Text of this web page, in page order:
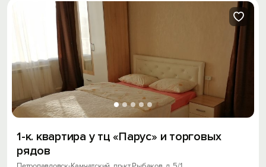
1-к. квартира у тц «Парус» и торговых
рядов